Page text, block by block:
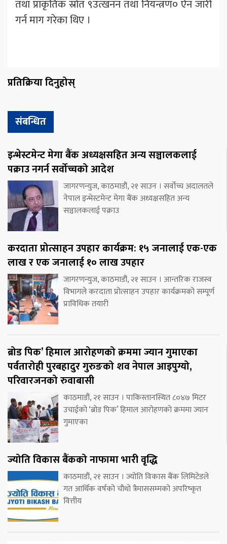
तथा प्राकृतिक स्रोत ९उत्खनन तथा नियन्त्रण० ऐन जारी
गर्न माग गरेका थिए ।
प्रतिक्रिया दिनुहोस्
संबन्धित
इन्भेस्टमेन्ट मेगा बैंक अध्यक्षसहित अन्य सञ्चालकलाई
पक्राउ नगर्न सर्वोच्चको आदेश
जागरणन्युज, काठमाडौं, २१ साउन । सर्वोच्च अदालतले
नेपाल इन्भेस्टमेन्ट मेगा बैंक अध्यक्षसहित अन्य
सञ्चालकलाई पक्राउ
करदाता प्रोत्साहन उपहार कार्यक्रम: १५ जनालाई एक-एक
लाख र एक जनालाई १० लाख उपहार
जागरणन्युज, काठमाडौं, २१ साउन । आन्तरिक राजस्व
विभागले करदाता प्रोत्साहन उपहार कार्यक्रमको सम्पूर्ण
प्राविधिक तयारी
ब्रोड पिक’ हिमाल आरोहणको क्रममा ज्यान गुमाएका
पर्वतारोही पुरबहादुर गुरुङको शव नेपाल आइपुग्यो,
परिवारजनको रुवाबासी
काठमाडौं, २१ साउन । पाकिस्तानस्थित ८०४७ मिटर
उचाईको ‘ब्रोड पिक’ हिमाल आरोहणको क्रममा ज्यान
गुमाएका
ज्योति विकास बैंकको नाफामा भारी वृद्धि
काठमाडौं, २१ साउन । ज्योति विकास बैंक लिमिटेडले
गत आर्थिक वर्षको चौथो त्रैमाससम्मको अपरिष्कृत
वित्तीय